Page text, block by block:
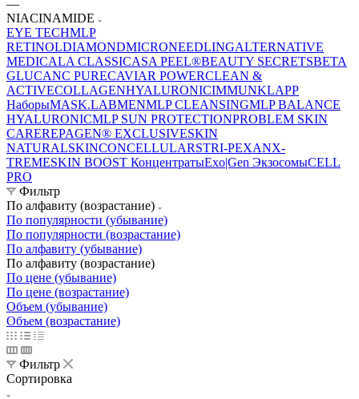
—
NIACINAMIDE
EYE TECHMLP
RETINOLDIAMONDMICRONEEDLINGALTERNATIVE
MEDICALA CLASSICASA PEEL®BEAUTY SECRETSBETA
GLUCANC PURECAVIAR POWERCLEAN &
ACTIVECOLLAGENHYALURONICIMMUNKLAPP
НаборыMASK.LABMENMLP CLEANSINGMLP BALANCE
HYALURONICMLP SUN PROTECTIONPROBLEM SKIN
CAREREPAGEN® EXCLUSIVESKIN
NATURALSKINCONCELLULARSTRI-PEXANX-
TREMESKIN BOOST КонцентратыExo|Gen ЭкзосомыCELL
PRO
Фильтр
По алфавиту (возрастание)
По популярности (убывание)
По популярности (возрастание)
По алфавиту (убывание)
По алфавиту (возрастание)
По цене (убывание)
По цене (возрастание)
Объем (убывание)
Объем (возрастание)
Фильтр
Сортировка